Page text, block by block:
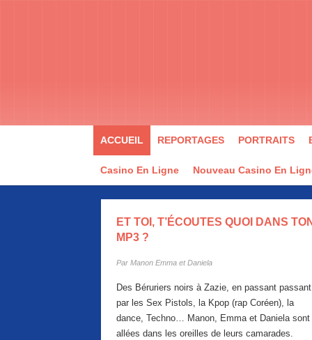
ACCUEIL REPORTAGES PORTRAITS
Casino En Ligne Nouveau Casino En
ET TOI, T’ÉCOUTES QUOI DANS TON
MP3 ?
Par Manon Emma et Daniela
Des Béruriers noirs à Zazie, en passant passant
par les Sex Pistols, la Kpop (rap Coréen), la
dance, Techno… Manon, Emma et Daniela sont
allées dans les oreilles de leurs camarades.